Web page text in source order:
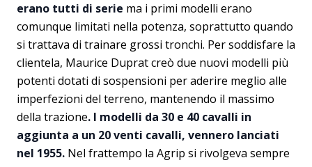
erano tutti di serie ma i primi modelli erano
comunque limitati nella potenza, soprattutto quando
si trattava di trainare grossi tronchi. Per soddisfare la
clientela, Maurice Duprat creò due nuovi modelli più
potenti dotati di sospensioni per aderire meglio alle
imperfezioni del terreno, mantenendo il massimo
della trazione. I modelli da 30 e 40 cavalli in
aggiunta a un 20 venti cavalli, vennero lanciati
nel 1955. Nel frattempo la Agrip si rivolgeva sempre